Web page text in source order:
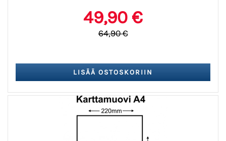
49,90 €
64,90 €